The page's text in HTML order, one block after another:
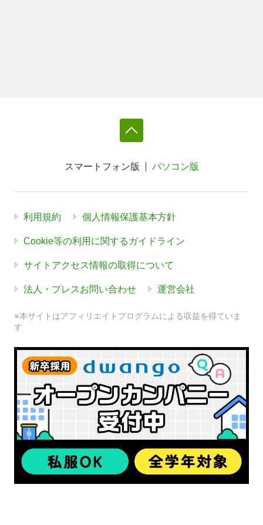
スマートフォン版 パソコン版
利用規約 個人情報保護基本方針
Cookie等の利用に関するガイドライン
サイトアクセス情報の取得について
法人・プレスお問い合わせ 運営会社
※本サイトはアフィリエイトプログラムによる収益を得ていま
す